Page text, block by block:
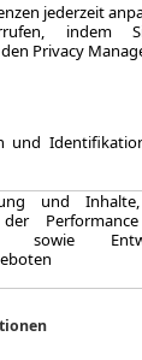
Baujahr:
2024 -
Von
Von 345
jederzeit
indem
Privacy
und
und
sowie